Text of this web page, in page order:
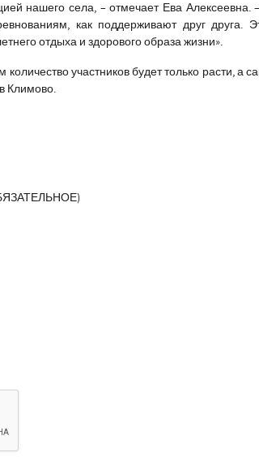
нашего села, – отмечает Ева
как поддерживают друг друга.
отдыха и здорового образа жизни».
участников будет только расти, а
Климово.